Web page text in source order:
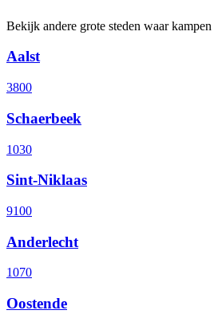
Bekijk andere grote steden waar
Aalst
3800
Schaerbeek
1030
Sint-Niklaas
9100
Anderlecht
1070
Oostende